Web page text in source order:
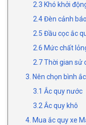
2.3 Khó khởi
2.4 Đèn cảnh
2.5 Đầu cọc ắc
2.6 Mức chất
2.7 Thời gian sử
3. Nên chọn bình
3.1 Ắc quy nước
3.2 Ắc quy khô
4. Mua ắc quy xe